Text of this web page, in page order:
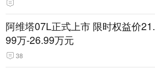
阿维塔07L正式上市 限时权益价21.
99万-26.99万元
38